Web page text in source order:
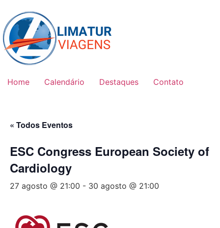
content
Home Calendário Destaques Contato
« Todos Eventos
ESC Congress European Society of
Cardiology
27 agosto @ 21:00 - 30 agosto @ 21:00